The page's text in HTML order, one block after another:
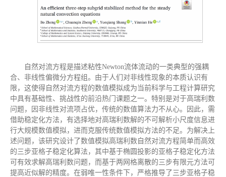
自然对流方程是描述粘性Newton流体流动的一类典型的强耦
合、非线性偏微分方程组。由于人们对非线性现象的本质认识有
限，这使得自然对流方程的数值模拟成为当前科学与工程计算研究
中具有基础性、挑战性的前沿热门课题之一。特别是对于高瑞利数
问题，因非线性对流项占优，传统的数值算法力不从心。因此，需
借助稳定化方法，有选择地对高瑞利数解的不可解析小尺度信息进
行大规模数值模拟，进而克服传统数值模拟方法的不足。为解决上
述问题，该研究设计了数值模拟高瑞利数自然对流方程简单而高效
的三步亚格子稳定化算法，其中基于椭圆投影的亚格子稳定化方法
可有效求解高瑞利数问题，而基于两网格离散的三步有限元方法可
提高近似解的精度。在弱唯一性条件下，严格推导了三步亚格子稳